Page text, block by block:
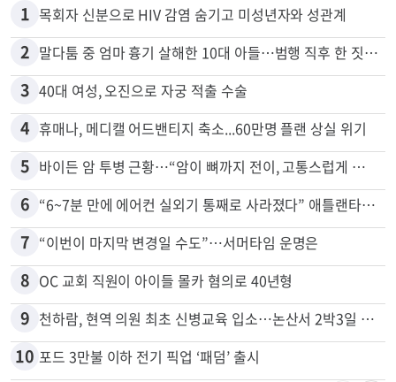
1 목회자 신분으로 HIV 감염 숨기고 미성년자와 성관계
2 말다툼 중 엄마 흉기 살해한 10대 아들…범행 직후 한 짓 충격
3 40대 여성, 오진으로 자궁 적출 수술
4 휴매나, 메디캘 어드밴티지 축소...60만명 플랜 상실 위기
5 바이든 암 투병 근황…“암이 뼈까지 전이, 고통스럽게 투병 중”
6 “6~7분 만에 에어컨 실외기 통째로 사라졌다” 애틀랜타서 실외기 도난 급증
7 “이번이 마지막 변경일 수도”…서머타임 운명은
8 OC 교회 직원이 아이들 몰카 혐의로 40년형
9 천하람, 현역 의원 최초 신병교육 입소…논산서 2박3일 생활
10 포드 3만불 이하 전기 픽업 ‘패덤’ 출시